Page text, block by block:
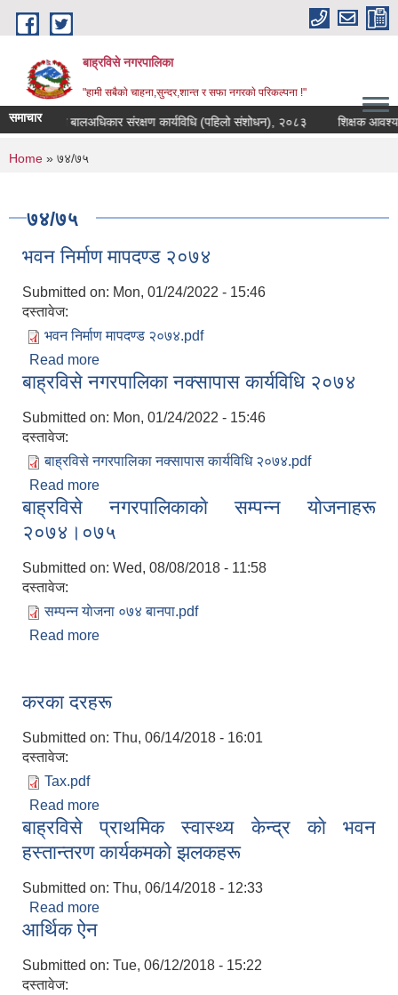
Skip to main content
बाह्रविसे नगरपालिका
"हामी सबैकाे चाहना,सुन्दर,शान्त र सफा नगरकाे परिकल्पना !"
समाचारतथा बालअधिकार संरक्षण कार्यविधि (पहिलो संशोधन), २०८३ शिक्षक
You are here
Home » ७४/७५
७४/७५
भवन निर्माण मापदण्ड २०७४
Submitted on: Mon, 01/24/2022 - 15:46
दस्तावेज:
भवन निर्माण मापदण्ड २०७४.pdf
Read more
बाह्रविसे नगरपालिका नक्सापास कार्यविधि २०७४
Submitted on: Mon, 01/24/2022 - 15:46
दस्तावेज:
बाह्रविसे नगरपालिका नक्सापास कार्यविधि २०७४.pdf
Read more
बाह्रविसे नगरपालिकाकाे सम्पन्न याेजनाहरू
२०७४।०७५
Submitted on: Wed, 08/08/2018 - 11:58
दस्तावेज:
सम्पन्न याेजना ०७४ बानपा.pdf
Read more
करका दरहरू
Submitted on: Thu, 06/14/2018 - 16:01
दस्तावेज:
Tax.pdf
Read more
बाह्रविसे प्राथमिक स्वास्थ्य केन्द्र काे भवन
हस्तान्तरण कार्यकमकाे झलकहरू
Submitted on: Thu, 06/14/2018 - 12:33
Read more
आर्थिक ऐन
Submitted on: Tue, 06/12/2018 - 15:22
दस्तावेज: